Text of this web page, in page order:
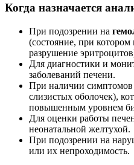
Когда назначается
При подозрении на
(состояние, при
разрушение
Для диагностики и
заболеваний печени.
При наличии симптомов
слизистых оболочек),
повышенным уровнем
Для оценки работы
неонатальной желтухой.
При подозрении на
или их непроходимость.